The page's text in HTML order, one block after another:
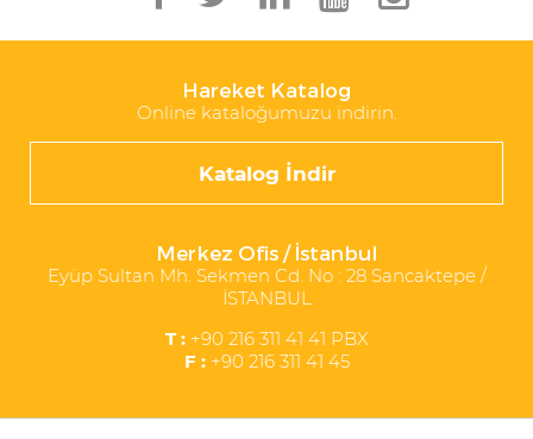
Hareket Katalog
Online kataloğumuzu indirin.
Katalog İndir
Merkez Ofis / İstanbul
Eyüp Sultan Mh. Sekmen Cd. No : 28 Sancaktepe /
İSTANBUL
T :+90 216 311 41 41 PBX
F :+90 216 311 41 45